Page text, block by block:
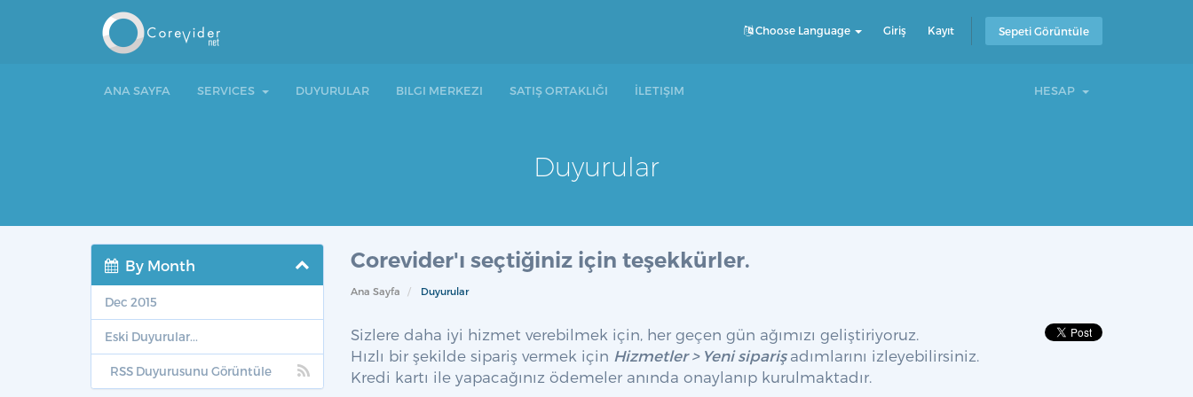
Choose Language Giriş Kayıt Sepeti Görüntüle
ANA SAYFA SERVICES DUYURULAR BILGI MERKEZI SATIŞ ORTAKLIĞI İLETIŞIM HESAP
Duyurular
Corevider'ı seçtiğiniz için teşekkürler.
Ana Sayfa Duyurular
By Month
Dec 2015
Eski Duyurular...
RSS Duyurusunu Görüntüle
Sizlere daha iyi hizmet verebilmek için, her geçen gün ağımızı geliştiriyoruz.
Hızlı bir şekilde sipariş vermek için Hizmetler > Yeni sipariş adımlarını izleyebilirsiniz.
Kredi kartı ile yapacağınız ödemeler anında onaylanıp kurulmaktadır.